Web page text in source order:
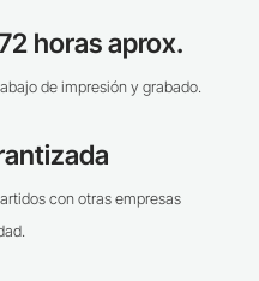
horas aprox.
de impresión y grabado.
con otras empresas